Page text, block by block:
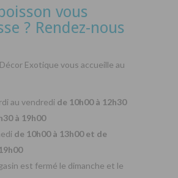
vous
? Rendez-nous
Décor Exotique vous accueille au
au vendredi de 10h00 à 12h30
à 19h00
de 10h00 à 13h00 et de
est fermé le dimanche et le